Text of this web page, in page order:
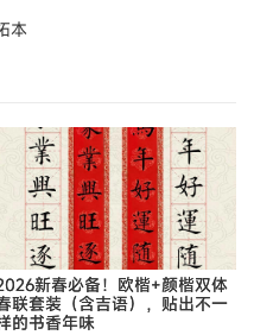
本
新春必备！欧楷+颜楷双体
联套装（含吉语），贴出不一
的书香年味